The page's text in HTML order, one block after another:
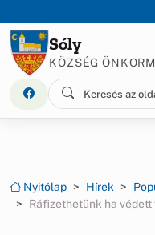
Sóly
KÖZSÉG
Nyitólap Hírek
Ráfizethetünk ha